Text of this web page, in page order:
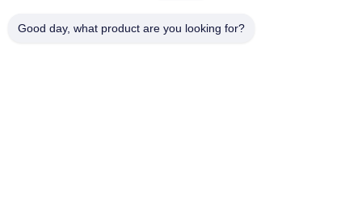
Good day, what product are you looking for?